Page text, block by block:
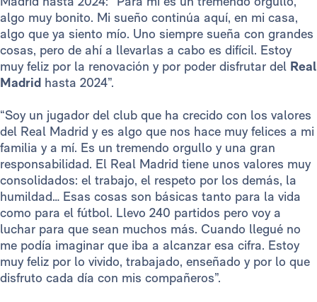
algo muy bonito. Mi sueño continúa aquí, en mi casa,
algo que ya siento mío. Uno siempre sueña con grandes
cosas, pero de ahí a llevarlas a cabo es difícil. Estoy
muy feliz por la renovación y por poder disfrutar del Real
Madrid hasta 2024”.
“Soy un jugador del club que ha crecido con los valores
del Real Madrid y es algo que nos hace muy felices a mi
familia y a mí. Es un tremendo orgullo y una gran
responsabilidad. El Real Madrid tiene unos valores muy
consolidados: el trabajo, el respeto por los demás, la
humildad… Esas cosas son básicas tanto para la vida
como para el fútbol. Llevo 240 partidos pero voy a
luchar para que sean muchos más. Cuando llegué no
me podía imaginar que iba a alcanzar esa cifra. Estoy
muy feliz por lo vivido, trabajado, enseñado y por lo que
disfruto cada día con mis compañeros”.